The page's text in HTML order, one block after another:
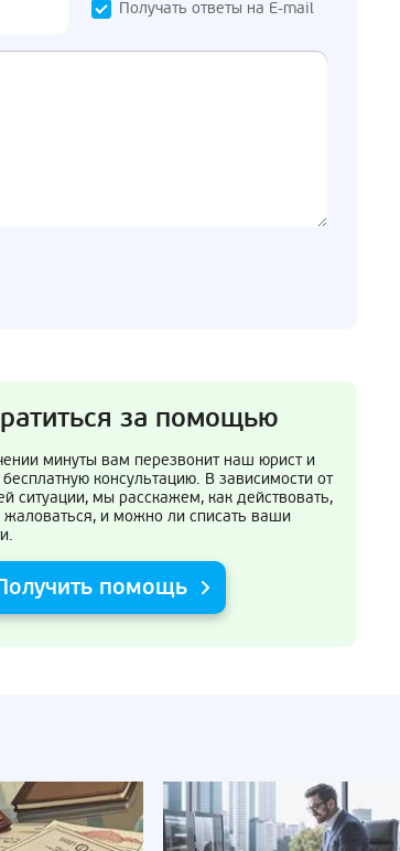
Получать ответы на E-mail
за помощью
минуты вам перезвонит наш юрист и
бесплатную консультацию. В зависимости от
ситуации, мы расскажем, как действовать,
жаловаться, и можно ли списать ваши
помощь